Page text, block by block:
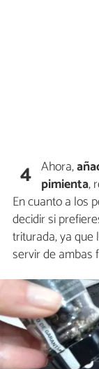
4 Ahora,
pimienta,
En cuanto a los
decidir si
triturada, ya
servir de ambas